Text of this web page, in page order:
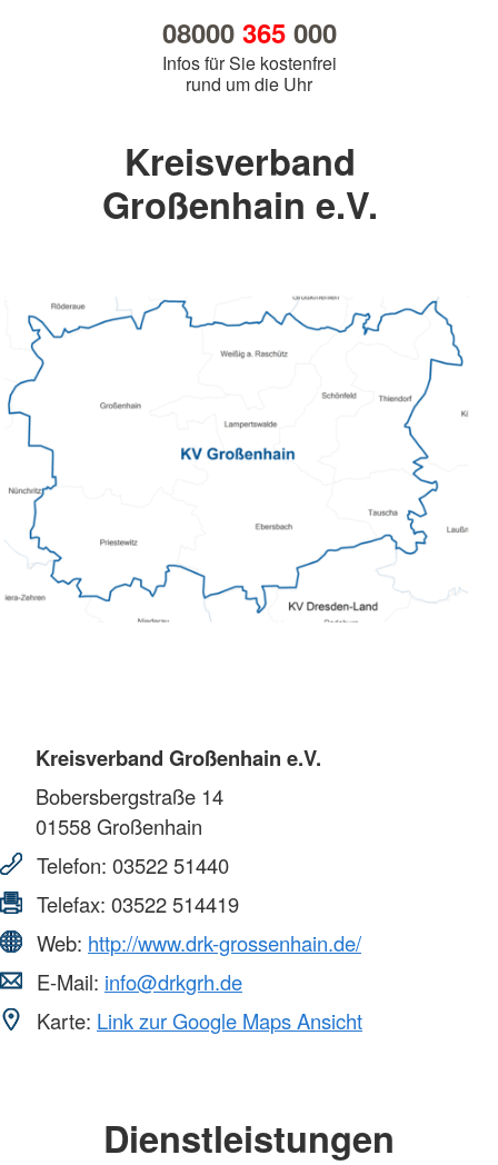
08000 365000
Infos für Sie kostenfrei
rund um die Uhr
Kreisverband
Großenhain e.V.
Kreisverband Großenhain e.V.
Bobersbergstraße 14
01558Großenhain
Telefon: 03522 51440
Telefax: 03522 514419
Web: http://www.drk-grossenhain.de/
E-Mail: info@drkgrh.de
Karte: Link zur Google Maps Ansicht
Dienstleistungen